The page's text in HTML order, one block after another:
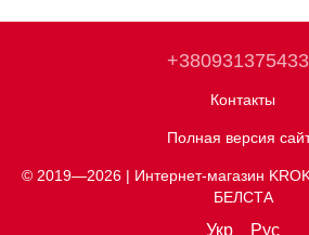
+380931375433
Контакты
Полная версия
© 2019—2026 | Интернет-магазин
БЕЛСТА
Укр Рус